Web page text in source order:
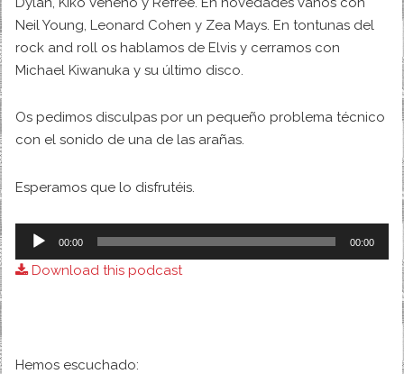
Neil Young, Leonard Cohen y Zea Mays. En tontunas del
rock and roll os hablamos de Elvis y cerramos con
Michael Kiwanuka y su último disco.
Os pedimos disculpas por un pequeño problema técnico
con el sonido de una de las arañas.
Esperamos que lo disfrutéis.
Audio
Player
00:00 00:00
Download this podcast
Hemos escuchado: